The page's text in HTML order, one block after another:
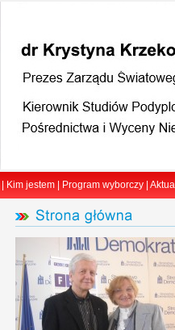
Kim jestem Program wyborczy